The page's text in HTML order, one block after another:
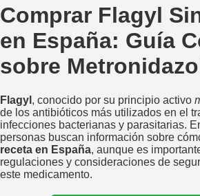
Comprar Flagyl
en España: Guía
sobre
Flagyl , conocido por su principio activo
de los antibióticos más utilizados en el
infecciones bacterianas y parasitarias.
personas buscan información sobre
receta en España, aunque es
regulaciones y consideraciones de
este medicamento.